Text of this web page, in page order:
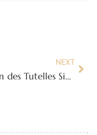
NEXT
La Gestion des Tutelles Simplifiée : Accédez à Mon Proxima